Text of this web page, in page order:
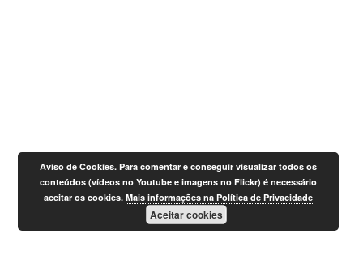
Aviso de Cookies. Para comentar e conseguir visualizar todos os
conteúdos (vídeos no Youtube e imagens no Flickr) é necessário
aceitar os cookies.Mais informações na Política de Privacidade
Aceitar cookies